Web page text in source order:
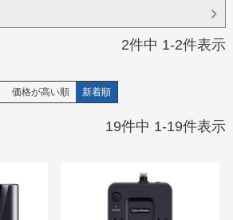
2件中 1-2件表示
価格が高い順 新着順
19件中 1-19件表示